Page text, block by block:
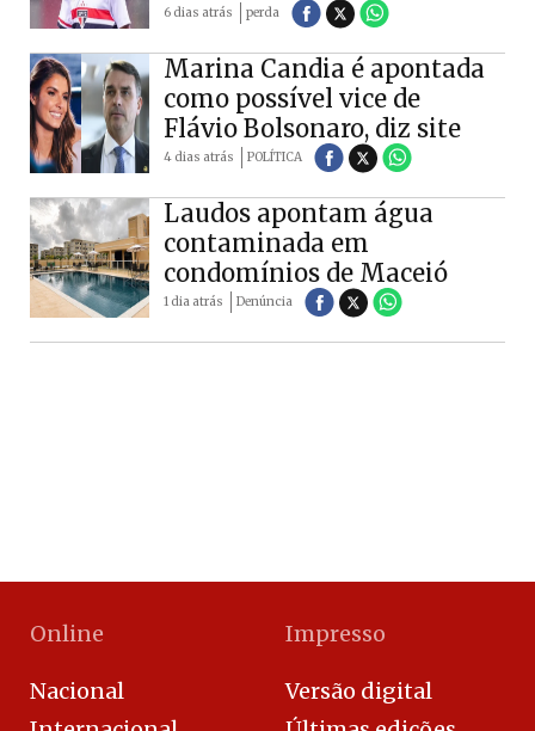
6 dias atrás perda
Marina Candia é apontada
como possível vice de
Flávio Bolsonaro, diz site
4 dias atrás POLÍTICA
Laudos apontam água
contaminada em
condomínios de Maceió
1 dia atrás Denúncia
Online
Nacional
Impresso
Versão digital